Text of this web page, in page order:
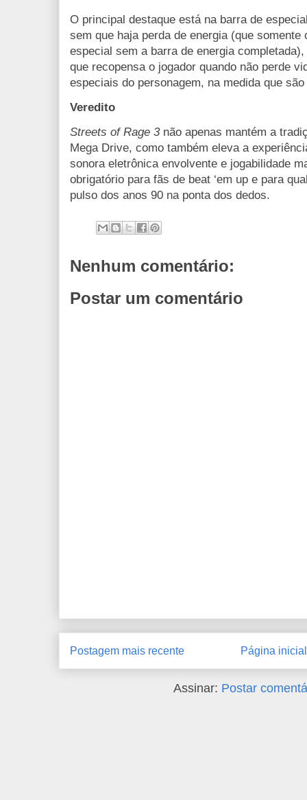
O principal destaque está na barra de
sem que haja perda de energia (que
especial sem a barra de energia
que recopensa o jogador quando não perde
especiais do personagem, na medida que
Veredito
Streets of Rage 3não apenas mantém a
Mega Drive, como também eleva a
sonora eletrônica envolvente e jogabilidade
obrigatório para fãs de beat ‘em up e para
pulso dos anos 90 na ponta dos dedos.
Nenhum comentário:
Postar um comentário
Postagem mais recente Página inicial
Assinar: Postar